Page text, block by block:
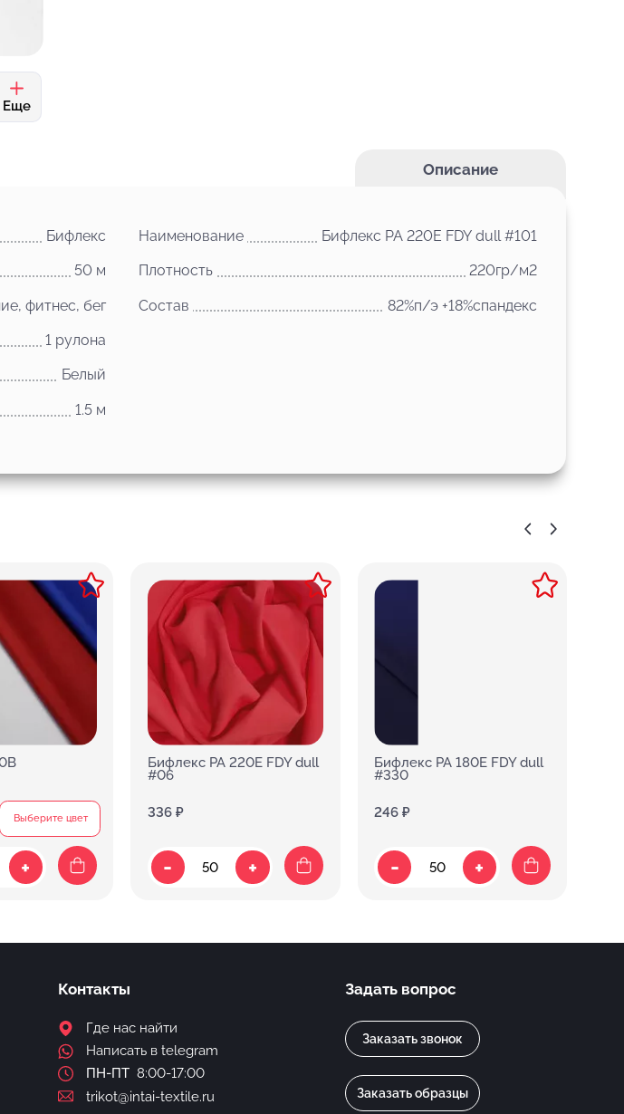
Еще
Описание
Бифлекс
50 м
фитнес, бег
1 рулона
Белый
1.5 м
Наименование Бифлекс PA 220E FDY dull #101
Плотность 220гр/м2
Состав 82%п/э +18%спандекс
Выберите цвет
+
Бифлекс PA 220E FDY dull
#06
336 ₽
- +
Бифлекс PA 180E FDY dull
#330
246 ₽
- +
Контакты
Где нас найти
Написать в telegram
ПН-ПТ 8:00-17:00
trikot@intai-textile.ru
Задать вопрос
Заказать звонок
Заказать образцы